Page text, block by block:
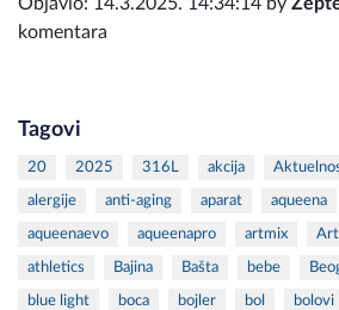
komentara
Tagovi
20 2025 316L akcija
alergije anti-aging aparat aqueena
aqueenaevo aqueenapro artmix
athletics Bajina Bašta bebe
blue light boca bojler bol bolovi